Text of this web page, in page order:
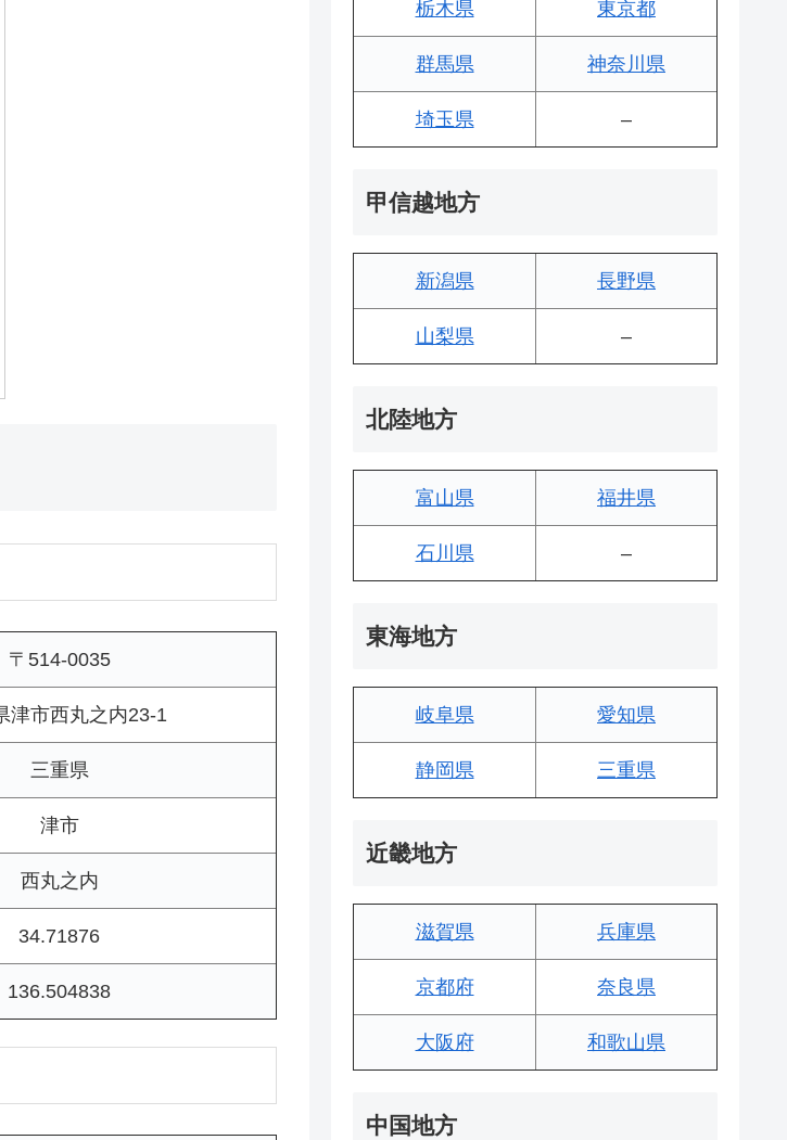
〒514-0035
津市西丸之内23-1
三重県
津市
西丸之内
34.71876
136.504838
栃木県 東京都
群馬県 神奈川県
埼玉県 –
甲信越地方
新潟県 長野県
山梨県 –
北陸地方
富山県 福井県
石川県 –
東海地方
岐阜県 愛知県
静岡県 三重県
近畿地方
滋賀県 兵庫県
京都府 奈良県
大阪府 和歌山県
中国地方